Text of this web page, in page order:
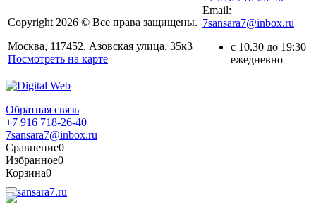
Copyright 2026 © Все права защищены.
Москва, 117452, Азовская улица, 35к3
Посмотреть на карте
Email:
7sansara7@inbox.ru
с 10.30 до 19:30
ежедневно
Обратная связь
+7 916 718-26-40
7sansara7@inbox.ru
Сравнение0
Избранное0
Корзина0